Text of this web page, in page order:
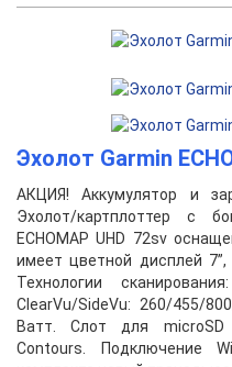
Эхолот Garmin
АКЦИЯ! Аккумулятор и
Эхолот/картплоттер с
ECHOMAP UHD 72sv
имеет цветной дисплей
Технологии
ClearVu/SideVu: 260/455/
Ватт. Cлот для microSD
Contours. Подключение